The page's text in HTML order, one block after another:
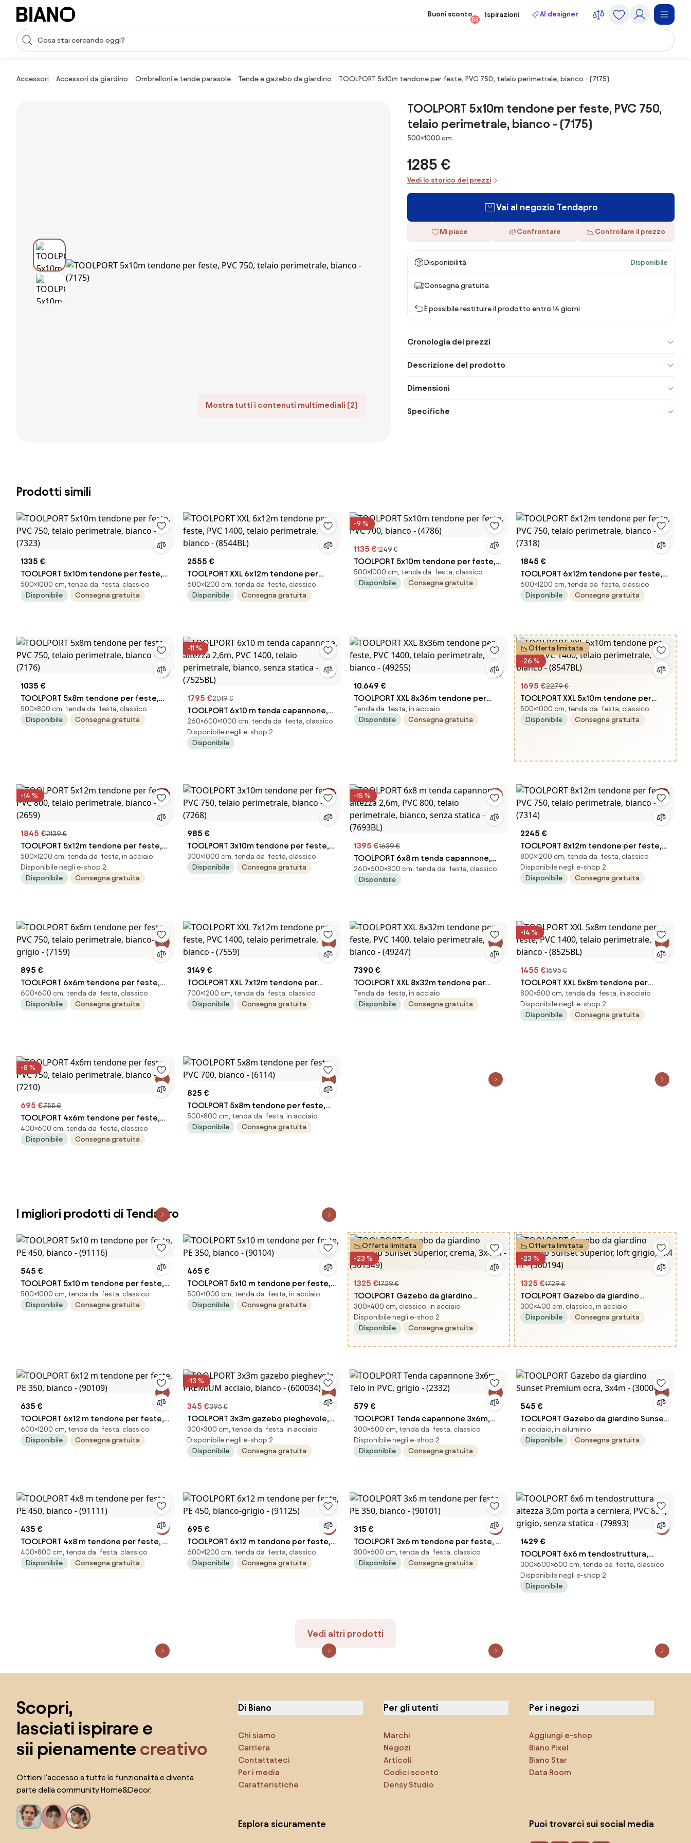
Salta la navigazione, vai al contenuto
Input della ricerca
Buoni sconto
58
Ispirazioni AI designer
Accessori Accessori da giardino Ombrelloni e tende parasole Tende e gazebo da giardino TOOLPORT 5x10m tendone per feste, PVC 750, telaio perimetrale, bianco - (7175)
Mostra tutti i contenuti multimediali (2)
TOOLPORT 5x10m tendone per feste, PVC 750,
telaio perimetrale, bianco - (7175)
Dimensioni
500×1000 cm
1285 €
Vedi lo storico dei prezzi
Vai al negozio Tendapro
Mi piace Confrontare Controllare il prezzo
Disponibilità Disponibile
Consegna gratuita
È possibile restituire il prodotto entro 14 giorni
Cronologia dei prezzi
Descrizione del prodotto
Dimensioni
Specifiche
Prodotti simili
1335 €
TOOLPORT 5x10m tendone per feste,
PVC 750, telaio perimetrale, bianco -
(7323)
500×1000 cm, tenda da festa, classico
Disponibile
Consegna gratuita
2555 €
TOOLPORT XXL 6x12m tendone per
feste, PVC 1400, telaio perimetrale,
bianco - (8544BL)
600×1200 cm, tenda da festa, classico
Disponibile
Consegna gratuita
-9 %
1135 €1249 €
TOOLPORT 5x10m tendone per feste,
PVC 700, bianco - (4786)
500×1000 cm, tenda da festa, classico
Disponibile
Consegna gratuita
1845 €
TOOLPORT 6x12m tendone per feste,
PVC 750, telaio perimetrale, bianco -
(7318)
600×1200 cm, tenda da festa, classico
Disponibile
Consegna gratuita
1035 €
TOOLPORT 5x8m tendone per feste,
PVC 750, telaio perimetrale, bianco -
(7176)
500×800 cm, tenda da festa, classico
Disponibile
Consegna gratuita
-11 %
1795 €2019 €
TOOLPORT 6x10 m tenda capannone,
altezza 2,6m, PVC 1400, telaio
perimetrale, bianco, senza statica -
(7525BL)
260×600×1000 cm, tenda da festa, classico
Disponibile negli e-shop 2
Disponibile
10.649 €
TOOLPORT XXL 8x36m tendone per
feste, PVC 1400, telaio perimetrale,
bianco - (49255)
Tenda da festa, in acciaio
Disponibile
Consegna gratuita
Offerta limitata
-26 %
1695 €2279 €
TOOLPORT XXL 5x10m tendone per
feste, PVC 1400, telaio perimetrale,
bianco - (8547BL)
500×1000 cm, tenda da festa, classico
Disponibile
Consegna gratuita
-14 %
1845 €2139 €
TOOLPORT 5x12m tendone per feste,
PVC 800, telaio perimetrale, bianco -
(2659)
500×1200 cm, tenda da festa, in acciaio
Disponibile negli e-shop 2
Disponibile
Consegna gratuita
985 €
TOOLPORT 3x10m tendone per feste,
PVC 750, telaio perimetrale, bianco -
(7268)
300×1000 cm, tenda da festa, classico
Disponibile
Consegna gratuita
-15 %
1395 €1639 €
TOOLPORT 6x8 m tenda capannone,
altezza 2,6m, PVC 800, telaio
perimetrale, bianco, senza statica -
260×600×800 cm, tenda da festa, classico
Disponibile
2245 €
TOOLPORT 8x12m tendone per feste,
PVC 750, telaio perimetrale, bianco -
(7314)
800×1200 cm, tenda da festa, classico
Disponibile negli e-shop 2
Disponibile
Consegna gratuita
895 €
TOOLPORT 6x6m tendone per feste,
PVC 750, telaio perimetrale, bianco-
grigio - (7159)
600×600 cm, tenda da festa, classico
Disponibile
Consegna gratuita
3149 €
TOOLPORT XXL 7x12m tendone per
feste, PVC 1400, telaio perimetrale,
bianco - (7559)
700×1200 cm, tenda da festa, classico
Disponibile
Consegna gratuita
7390 €
TOOLPORT XXL 8x32m tendone per
feste, PVC 1400, telaio perimetrale,
bianco - (49247)
Tenda da festa, in acciaio
Disponibile
Consegna gratuita
-14 %
1455 €1695 €
TOOLPORT XXL 5x8m tendone per
feste, PVC 1400, telaio perimetrale,
bianco - (8525BL)
800×500 cm, tenda da festa, in acciaio
Disponibile negli e-shop 2
Disponibile
Consegna gratuita
-8 %
695 €755 €
TOOLPORT 4x6m tendone per feste,
PVC 750, telaio perimetrale, bianco -
(7210)
400×600 cm, tenda da festa, classico
Disponibile
Consegna gratuita
825 €
TOOLPORT 5x8m tendone per feste,
PVC 700, bianco - (6114)
500×800 cm, tenda da festa, in acciaio
Disponibile
Consegna gratuita
I migliori prodotti di Tendapro
545 €
TOOLPORT 5x10 m tendone per feste,
PE 450, bianco - (91116)
500×1000 cm, tenda da festa, classico
Disponibile
Consegna gratuita
465 €
TOOLPORT 5x10 m tendone per feste,
PE 350, bianco - (90104)
500×1000 cm, tenda da festa, in acciaio
Disponibile
Consegna gratuita
Offerta limitata
-23 %
1325 €1729 €
TOOLPORT Gazebo da giardino
Hardtop Sunset Superior, crema, 3x4 m
- (301349)
300×400 cm, classico, in acciaio
Disponibile negli e-shop 2
Disponibile
Consegna gratuita
Offerta limitata
-23 %
1325 €1729 €
TOOLPORT Gazebo da giardino
Hardtop Sunset Superior, loft grigio,
3x4 m - (300194)
300×400 cm, classico, in acciaio
Disponibile
Consegna gratuita
635 €
TOOLPORT 6x12 m tendone per feste,
PE 350, bianco - (90109)
600×1200 cm, tenda da festa, classico
Disponibile
Consegna gratuita
-13 %
345 €395 €
TOOLPORT 3x3m gazebo pieghevole,
PREMIUM acciaio, bianco - (600034)
300×300 cm, tenda da festa, in acciaio
Disponibile negli e-shop 2
Disponibile
Consegna gratuita
579 €
TOOLPORT Tenda capannone 3x6m,
Telo in PVC, grigio - (2332)
300×600 cm, tenda da festa, classico
Disponibile negli e-shop 2
Disponibile
Consegna gratuita
545 €
TOOLPORT Gazebo da giardino Sunset
Premium ocra, 3x4m - (300047)
In acciaio, in alluminio
Disponibile
Consegna gratuita
435 €
TOOLPORT 4x8 m tendone per feste, PE
450, bianco - (91111)
400×800 cm, tenda da festa, classico
Disponibile
Consegna gratuita
695 €
TOOLPORT 6x12 m tendone per feste,
PE 450, bianco-grigio - (91125)
600×1200 cm, tenda da festa, classico
Disponibile
Consegna gratuita
315 €
TOOLPORT 3x6 m tendone per feste, PE
350, bianco - (90101)
300×600 cm, tenda da festa, classico
Disponibile
Consegna gratuita
1429 €
TOOLPORT 6x6 m tendostruttura,
altezza 3,0m porta a cerniera, PVC 850,
grigio, senza statica - (79893)
300×600×600 cm, tenda da festa, classico
Disponibile negli e-shop 2
Disponibile
Vedi altri prodotti
Scopri,
lasciati ispirare e
sii pienamente creativo
Ottieni l'accesso a tutte le funzionalità e diventa
parte della community Home&Decor.
Di Biano
Chi siamo
Carriera
Contattateci
Per i media
Caratteristiche
Per gli utenti
Marchi
Negozi
Articoli
Codici sconto
Densy Studio
Per i negozi
Aggiungi e-shop
Biano Pixel
Biano Star
Data Room
Esplora sicuramente Puoi trovarci sui social media